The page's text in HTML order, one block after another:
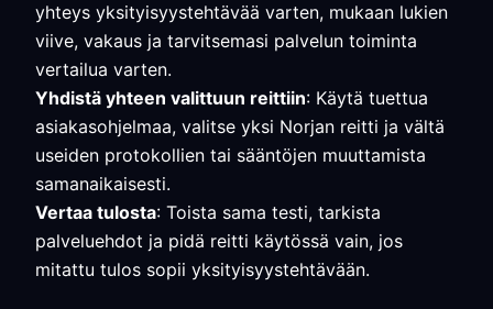
yhteys yksityisyystehtävää varten, mukaan lukien
viive, vakaus ja tarvitsemasi palvelun toiminta
vertailua varten.
Yhdistä yhteen valittuun reittiin: Käytä tuettua
asiakasohjelmaa, valitse yksi Norjan reitti ja vältä
useiden protokollien tai sääntöjen muuttamista
samanaikaisesti.
Vertaa tulosta: Toista sama testi, tarkista
palveluehdot ja pidä reitti käytössä vain, jos
mitattu tulos sopii yksityisyystehtävään.